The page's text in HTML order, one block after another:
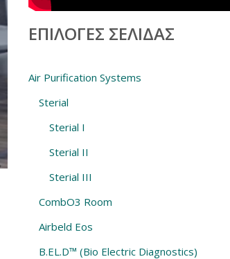
ΕΠΙΛΟΓΈΣ ΣΕΛΊΔΑΣ
Air Purification Systems
Sterial
Sterial I
Sterial II
Sterial III
CombO3 Room
Airbeld Eos
B.EL.D™ (Bio Electric Diagnostics)